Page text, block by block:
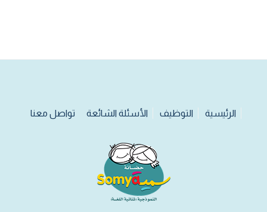
الرئيسية التوظيف الأسئلة الشائعة تواصل معنا